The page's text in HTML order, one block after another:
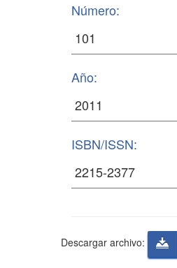
Número:
Año:
ISBN/ISSN:
Descargar archivo: